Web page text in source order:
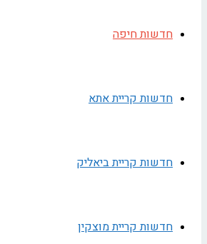
חדשות חיפה
חדשות קריית אתא
חדשות קריית ביאליק
חדשות קריית מוצקין